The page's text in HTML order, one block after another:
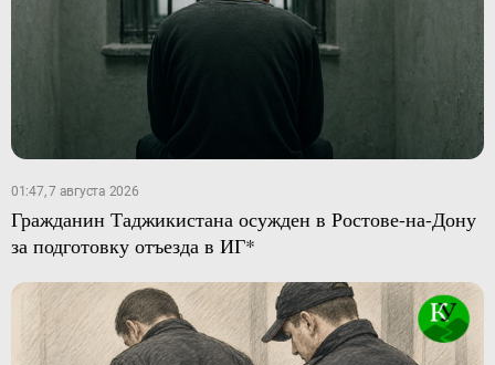
01:47, 7 августа 2026
Гражданин Таджикистана осужден в Ростове-на-Дону
за подготовку отъезда в ИГ*